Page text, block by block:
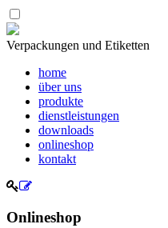
Verpackungen und Etiketten
home
über uns
produkte
dienstleistungen
downloads
onlineshop
kontakt
Onlineshop